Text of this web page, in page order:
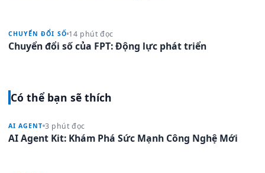
CHUYỂN ĐỔI SỐ 14 phút đọc
Chuyển đổi số của FPT: Động lực phát triển
Có thể bạn sẽ thích
AI AGENT 3 phút đọc
AI Agent Kit: Khám Phá Sức Mạnh Công Nghệ Mới